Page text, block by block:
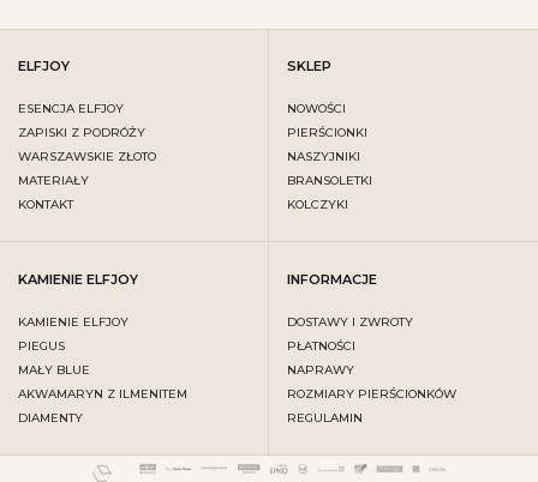
ELFJOY
ESENCJA ELFJOY
ZAPISKI Z PODRÓŻY
WARSZAWSKIE ZŁOTO
MATERIAŁY
KONTAKT
SKLEP
NOWOŚCI
PIERŚCIONKI
NASZYJNIKI
BRANSOLETKI
KOLCZYKI
KAMIENIE ELFJOY
KAMIENIE ELFJOY
PIEGUS
MAŁY BLUE
AKWAMARYN Z ILMENITEM
DIAMENTY
INFORMACJE
DOSTAWY I ZWROTY
PŁATNOŚCI
NAPRAWY
ROZMIARY PIERŚCIONKÓW
REGULAMIN